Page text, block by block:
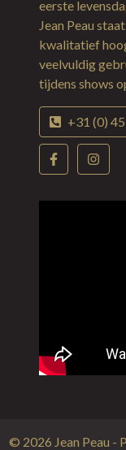
eerste
Jean Peau
kwalitatief
veelvuldig
tijdens shows
+31 (0)
© 2026 Jean Peau -